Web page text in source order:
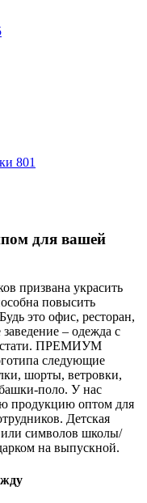
801
для вашей
призвана украсить
повысить
это офис, ресторан,
– одежда с
кстати. ПРЕМИУМ
следующие
шорты, ветровки,
поло. У нас
продукцию оптом для
Детская
символов школы/
на выпускной.